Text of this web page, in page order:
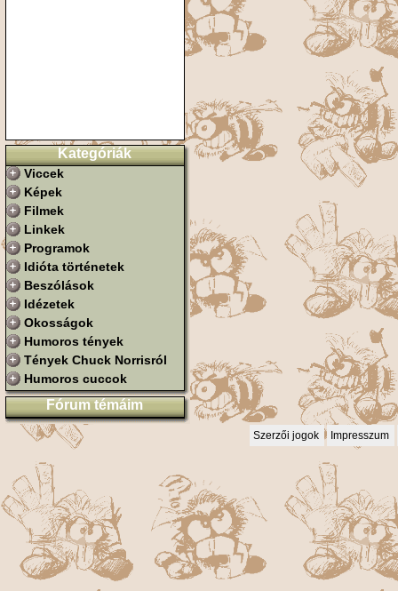
Kategóriák
Viccek
Képek
Filmek
Linkek
Programok
Idióta történetek
Beszólások
Idézetek
Okosságok
Humoros tények
Tények Chuck Norrisról
Humoros cuccok
Fórum témáim
Szerzői jogok Impresszum